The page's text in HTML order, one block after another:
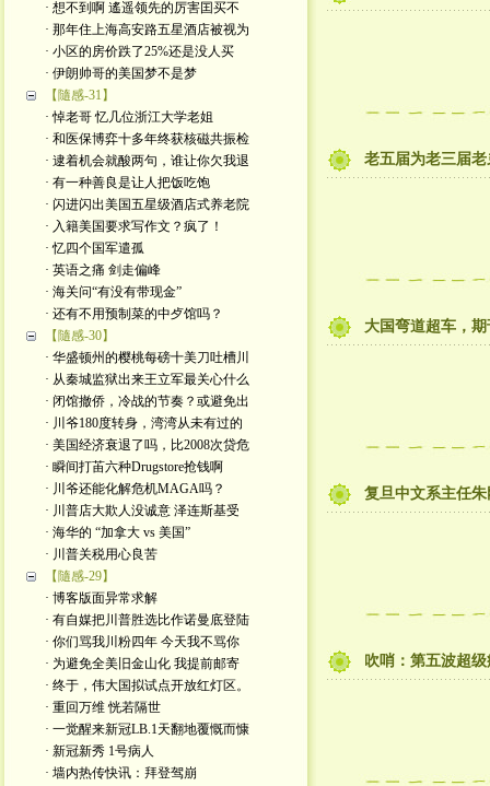
· 想不到啊 遙遥领先的厉害囯买不
· 那年住上海高安路五星酒店被视为
· 小区的房价跌了25%还是没人买
· 伊朗帅哥的美国梦不是梦
【隨感-31】
· 悼老哥 忆几位浙江大学老姐
· 和医保博弈十多年终获核磁共振检
· 逮着机会就酸两句，谁让你欠我退
· 有一种善良是让人把饭吃饱
· 闪进闪出美国五星级酒店式养老院
· 入籍美国要求写作文？疯了！
· 忆四个国军遣孤
· 英语之痛 剑走偏峰
· 海关问“有没有带现金”
· 还有不用预制菜的中歺馆吗？
【隨感-30】
· 华盛顿州的樱桃每磅十美刀吐槽川
· 从秦城监狱出来王立军最关心什么
· 闭馆撤侨，冷战的节奏？或避免出
· 川爷180度转身，湾湾从未有过的
· 美国经济衰退了吗，比2008次贷危
· 瞬间打苖六种Drugstore抢钱啊
· 川爷还能化解危机MAGA吗？
· 川普店大欺人没诚意 泽连斯基受
· 海华的 “加拿大 vs 美国”
· 川普关税用心良苦
【隨感-29】
· 博客版面异常求解
· 有自媒把川普胜选比作诺曼底登陆
· 你们骂我川粉四年 今天我不骂你
· 为避免全美旧金山化 我提前邮寄
· 终于，伟大国拟试点开放红灯区。
· 重回万维 恍若隔世
· 一觉醒来新冠LB.1天翻地覆慨而慷
· 新冠新秀 1号病人
· 墙内热传快讯：拜登驾崩
老五届为老三届
大国弯道超车，
复旦中文系主任
吹哨：第五波超